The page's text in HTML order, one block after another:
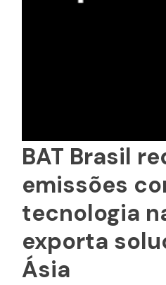
BAT Brasil
emissões
tecnologia
exporta
Ásia